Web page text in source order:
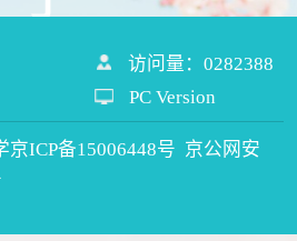
访问量：0282388
PC Version
京ICP备15006448号 京公网安